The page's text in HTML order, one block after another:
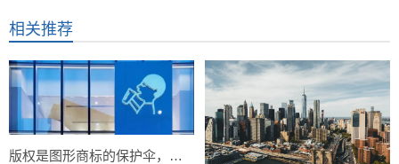
相关推荐
版权是图形商标的保护伞，图形商标一定要注册版权！